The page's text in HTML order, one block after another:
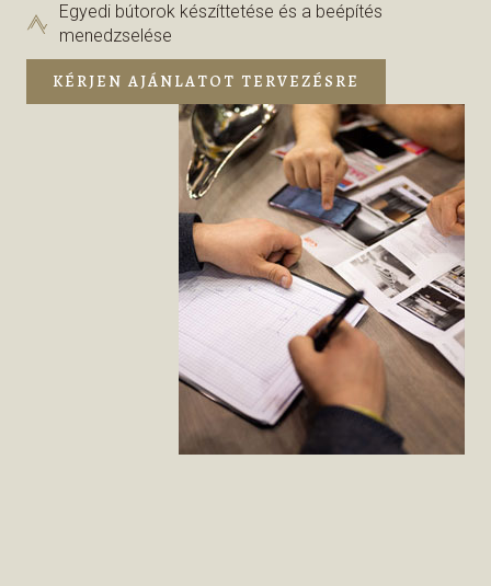
Egyedi bútorok készíttetése és a beépítés
menedzselése
KÉRJEN AJÁNLATOT TERVEZÉSRE